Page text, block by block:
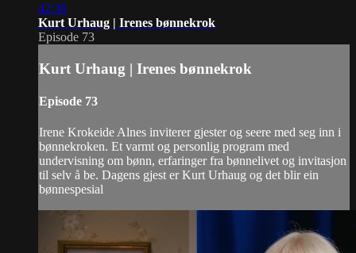
42:36
Kurt Urhaug | Irenes bønnekrok
Episode 73
Kurt Urhaug | Irenes bønnekrok
Episode 73
Irene Krokeide Alnes inviterer gjester og seere med seg inn i
bønnekroken. Et varmt og personlig program med
undervisning om bønn, erfaringer fra bønnelivet og invitasjon
til selv å be. Dagens gjest er Kurt Urhaug og det blir ein
bønnespesial